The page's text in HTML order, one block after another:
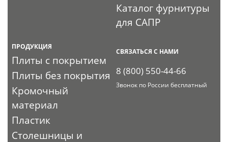
Каталог фурнитуры
для САПР
ПРОДУКЦИЯ
Плиты с покрытием
Плиты без покрытия
Кромочный
материал
Пластик
Столешницы и
СВЯЗАТЬСЯ С НАМИ
8 (800) 550-44-66
Звонок по России бесплатный